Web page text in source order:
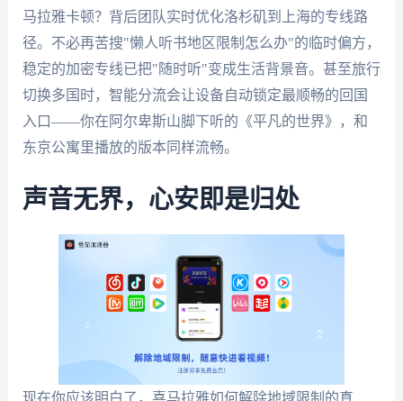
马拉雅卡顿？背后团队实时优化洛杉矶到上海的专线路
径。不必再苦搜"懒人听书地区限制怎么办"的临时偏方，
稳定的加密专线已把"随时听"变成生活背景音。甚至旅行
切换多国时，智能分流会让设备自动锁定最顺畅的回国
入口——你在阿尔卑斯山脚下听的《平凡的世界》，和
东京公寓里播放的版本同样流畅。
声音无界，心安即是归处
现在你应该明白了，喜马拉雅如何解除地域限制的真